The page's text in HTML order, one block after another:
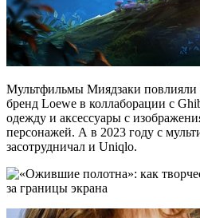
Мультфильмы Миядзаки повлияли
бренд Loewe в коллаборации с
одежду и аксессуары с
персонажей. А в 2023 году с
засотрудничал и Uniqlo.